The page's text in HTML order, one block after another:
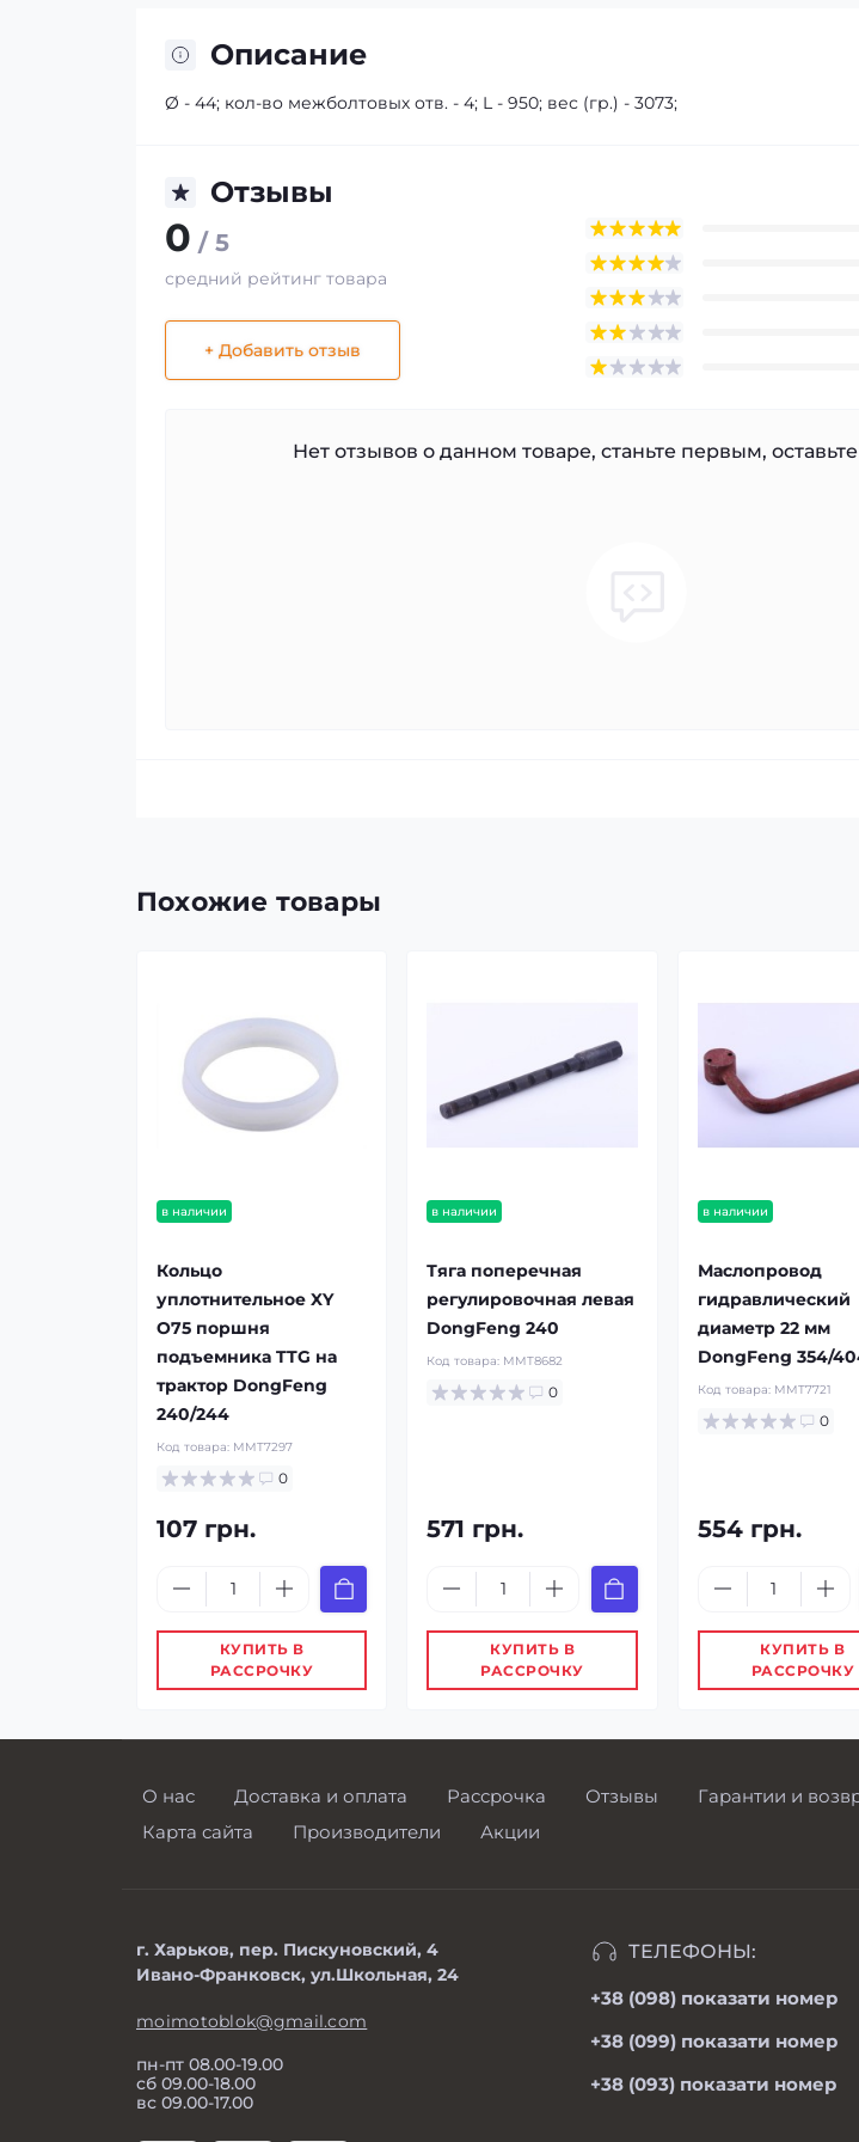
Описание
Ø - 44; кол-во межболтовых отв. - 4; L - 950; вес (гр.) - 3073;
Отзывы
0 / 5
средний рейтинг товара
+ Добавить отзыв
Нет отзывов о данном товаре, станьте первым,
Похожие товары
в наличии
Кольцо
уплотнительное XY
O75 поршня
подъемника TTG на
трактор DongFeng
240/244
Код товара: MMT7297
0
107 грн.
КУПИТЬ В
РАССРОЧКУ
в наличии
Тяга поперечная
регулировочная левая
DongFeng 240
Код товара: MMT8682
0
571 грн.
КУПИТЬ В
РАССРОЧКУ
в наличии
Маслопровод
гидравлический
диаметр 22 мм
DongFeng 354/
Код товара: MMT7721
0
554 грн.
КУПИТЬ В
РАССРОЧКУ
О нас Доставка и оплата Рассрочка Отзывы Гарантии и
Карта сайта
Производители Акции
г. Харьков, пер. Пискуновский, 4
Ивано-Франковск, ул.Школьная, 24
moimotoblok@gmail.com
пн-пт 08.00-19.00
сб 09.00-18.00
вс 09.00-17.00
ТЕЛЕФОНЫ:
+38 (098) показати номер
+38 (099) показати номер
+38 (093) показати номер